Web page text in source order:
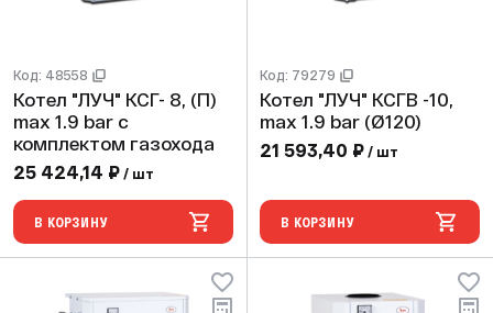
Код: 48558
Котел "ЛУЧ" КСГ- 8, (П)
max 1.9 bar с
комплектом газохода
25 424,14 ₽ / шт
В КОРЗИНУ
Код: 79279
Котел "ЛУЧ" КСГВ -10,
max 1.9 bar (Ø120)
21 593,40 ₽ / шт
В КОРЗИНУ